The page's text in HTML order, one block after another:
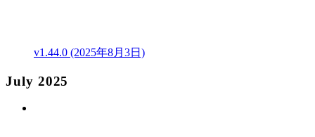
v1.44.0 (2025年8月3日)
July 2025